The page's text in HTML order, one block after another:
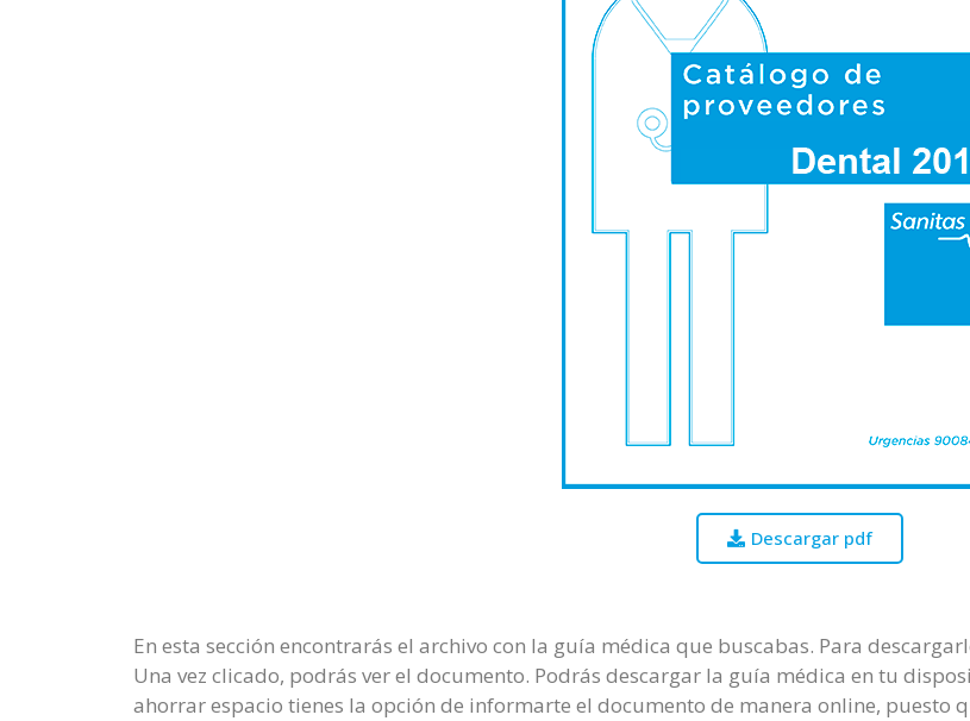
Descargar pdf
En esta sección encontrarás el archivo con la guía médica que buscabas. Para
Una vez clicado, podrás ver el documento. Podrás descargar la guía médica en tu
ahorrar espacio tienes la opción de informarte el documento de manera online, puesto